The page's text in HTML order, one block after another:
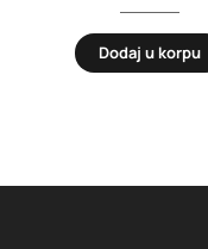
Dodaj u korpu